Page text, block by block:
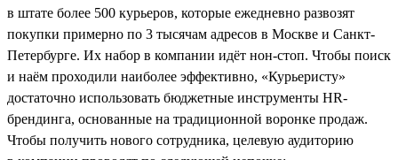
в штате более 500 курьеров, которые ежедневно развозят
покупки примерно по 3 тысячам адресов в Москве и Санкт-
Петербурге. Их набор в компании идёт нон-стоп. Чтобы поиск
и наём проходили наиболее эффективно, «Курьеристу»
достаточно использовать бюджетные инструменты HR-
брендинга, основанные на традиционной воронке продаж.
Чтобы получить нового сотрудника, целевую аудиторию